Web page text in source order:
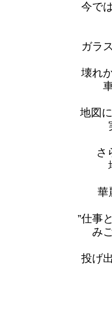
今で
ガラ
壊れ
地図
さ
華
”仕事
み
投げ